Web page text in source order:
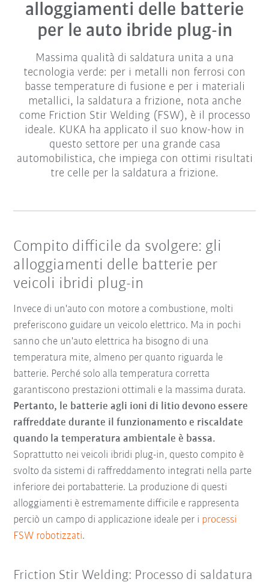
alloggiamenti delle batterie
per le auto ibride plug-in
Massima qualità di saldatura unita a una
tecnologia verde: per i metalli non ferrosi con
basse temperature di fusione e per i materiali
metallici, la saldatura a frizione, nota anche
come Friction Stir Welding (FSW), è il processo
ideale. KUKA ha applicato il suo know-how in
questo settore per una grande casa
automobilistica, che impiega con ottimi risultati
tre celle per la saldatura a frizione.
Compito difficile da svolgere: gli
alloggiamenti delle batterie per
veicoli ibridi plug-in
Invece di un'auto con motore a combustione, molti
preferiscono guidare un veicolo elettrico. Ma in pochi
sanno che un'auto elettrica ha bisogno di una
temperatura mite, almeno per quanto riguarda le
batterie. Perché solo alla temperatura corretta
garantiscono prestazioni ottimali e la massima durata.
Pertanto, le batterie agli ioni di litio devono essere
raffreddate durante il funzionamento e riscaldate
quando la temperatura ambientale è bassa.
Soprattutto nei veicoli ibridi plug-in, questo compito è
svolto da sistemi di raffreddamento integrati nella parte
inferiore dei portabatterie. La produzione di questi
alloggiamenti è estremamente difficile e rappresenta
perciò un campo di applicazione ideale per i processi
FSW robotizzati.
Friction Stir Welding: Processo di saldatura